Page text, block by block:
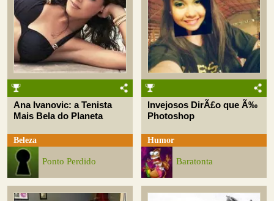
Ana Ivanovic: a Tenista
Mais Bela do Planeta
Beleza
Ponto Perdido
Invejosos DirÃ£o que Ã‰
Photoshop
Humor
Baratonta